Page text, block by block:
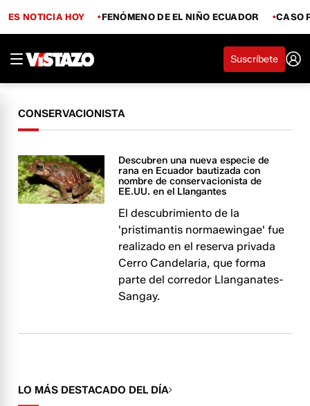
ES NOTICIA HOY FENÓMENO DE EL NIÑO ECUADOR CASO
Suscríbete
CONSERVACIONISTA
Descubren una nueva especie de
rana en Ecuador bautizada con
nombre de conservacionista de
EE.UU. en el Llangantes
El descubrimiento de la
'pristimantis normaewingae' fue
realizado en el reserva privada
Cerro Candelaria, que forma
parte del corredor Llanganates-
Sangay.
LO MÁS DESTACADO DEL DÍA